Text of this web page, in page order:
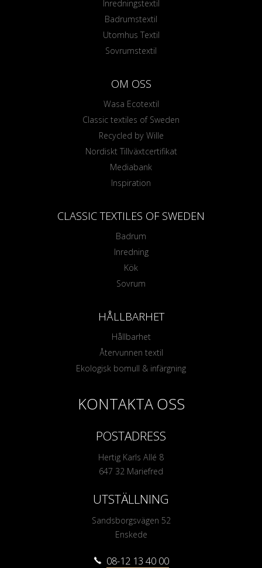
Inredningstextil
Badrumstextil
Utomhus Textil
Sovrumstextil
OM OSS
Wasa Ecotextil
Classic textiles of Sweden
Recycled by Wille
Nordiskt Tillväxtcertifikat
Mediabank
Inspiration
CLASSIC TEXTILES OF SWEDEN
Badrum
Inredning
Kök
Sovrum
HÅLLBARHET
Hållbarhet
Återvunnen textil
Ekologisk bomull & infärgning
KONTAKTA OSS
POSTADRESS
Hertig Karls Allé 8
647 32 Mariefred
UTSTÄLLNING
Sandsborgsvägen 52
Enskede
08-12 13 40 00